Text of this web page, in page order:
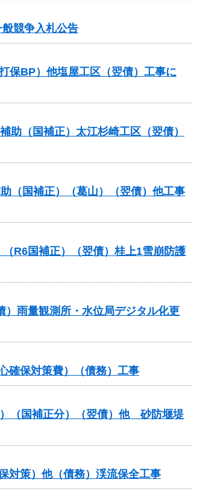
競争入札公告
保BP）他塩屋工区（翌債）工事に
（国補正）太江杉崎工区（翌債）
（国補正）（葛山）（翌債）他工事
R6国補正）（翌債）桂上1雪崩防護
雨量観測所・水位局デジタル化更
確保対策費）（債務）工事
（国補正分）（翌債）他 砂防堰堤
対策）他（債務）渓流保全工事